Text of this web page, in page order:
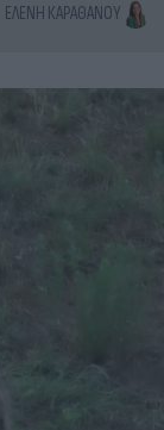
ΕΛΈΝΗ ΚΑΡΑΘΆΝΟΥ